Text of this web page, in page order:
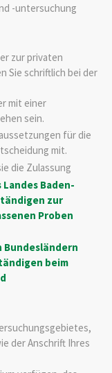
-untersuchung
zur privaten
Sie schriftlich bei der
mit einer
sein.
für die
mit.
die Zulassung
Baden-
zur
Proben
Bundesländern
beim
der Anschrift Ihres